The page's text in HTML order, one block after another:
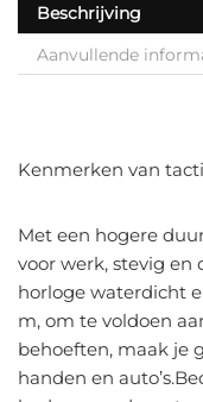
Beschrijving
Aanvullende
Kenmerken van
Met een hogere
voor werk, stevig
horloge waterdicht
m, om te voldoen
behoeften, maak je
handen en